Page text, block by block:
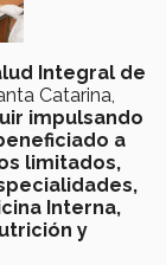
Integral de
Catarina,
impulsando
a
limitados,
Interna,
y